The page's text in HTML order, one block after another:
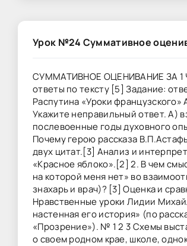
Урок №24 Суммативное
СУММАТИВНОЕ ОЦЕНИВАНИЕ ЗА 1
ответы по тексту [5] Задание:
Распутина «Уроки
Укажите неправильный ответ. A)
послевоенные годы духовного
Почему герою рассказа
двух цитат.[3] Анализ и
«Красное яблоко».[2] 2. В чем
на которой меня нет» во
знахарь и врач)? [3] Оценка и
Нравственные уроки Лидии
настенная его история» (по
«Прозрение»). № 1 2 3 Схемы
о своем родном крае, школе,